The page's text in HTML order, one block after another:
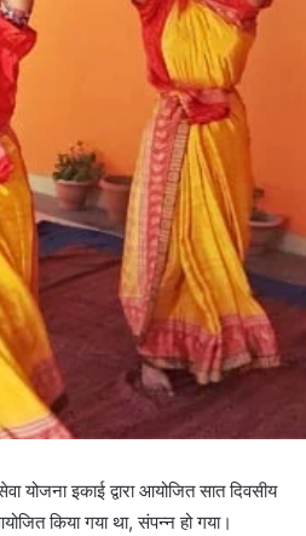
योजना इकाई द्वारा आयोजित सात दिवसीय
किया गया था, संपन्न हो गया।